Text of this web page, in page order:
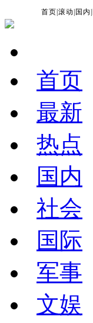
首页 |滚动 国内
首页
最新
热点
国内
社会
国际
军事
文娱